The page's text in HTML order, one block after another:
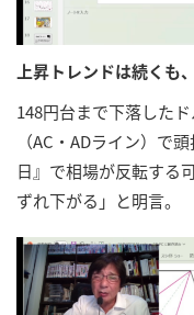
上昇トレンドは続くも
148円台まで下落した
（AC・ADライン）で
日』で相場が反転する
ずれ下がる」と明言。